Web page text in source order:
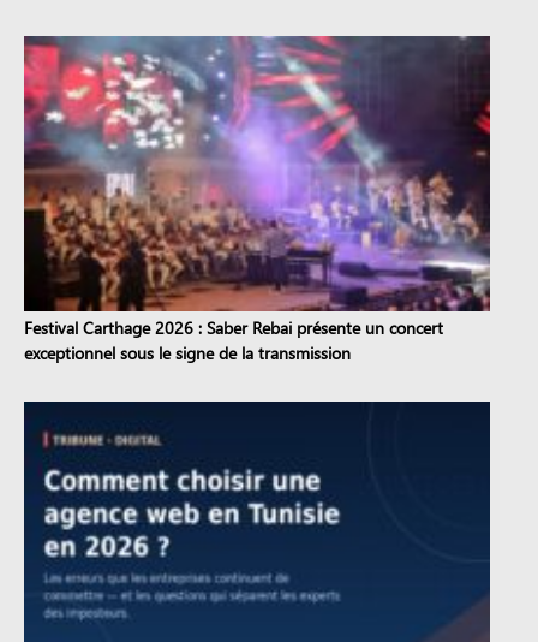
Festival Carthage 2026 : Saber Rebai présente un concert
exceptionnel sous le signe de la transmission